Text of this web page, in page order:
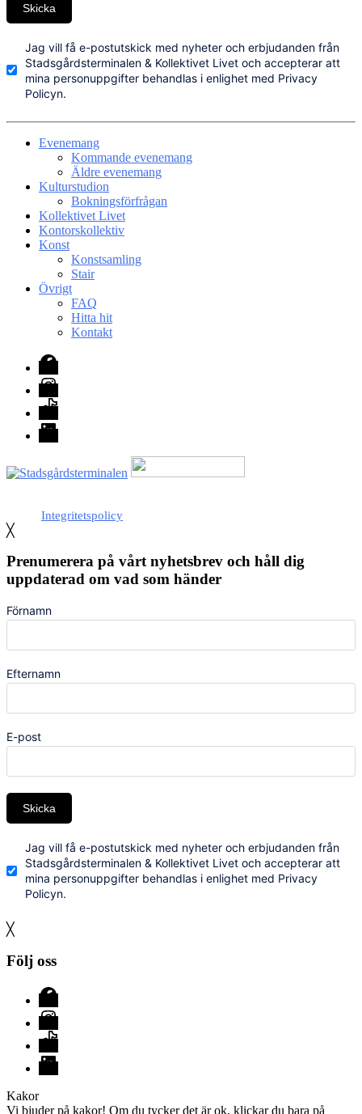
Skicka
Jag vill få e-postutskick med nyheter och erbjudanden från
Stadsgårdsterminalen & Kollektivet Livet och accepterar att
mina personuppgifter behandlas i enlighet med Privacy
Policyn.
Evenemang
Kommande evenemang
Äldre evenemang
Kulturstudion
Bokningsförfrågan
Kollektivet Livet
Kontorskollektiv
Konst
Konstsamling
Stair
Övrigt
FAQ
Hitta hit
Kontakt
Facebook
Instagram
TikTok
LinkedIn
Integritetspolicy
╳
Prenumerera på vårt nyhetsbrev och håll dig
uppdaterad om vad som händer
Förnamn
Efternamn
E-post
Skicka
Jag vill få e-postutskick med nyheter och erbjudanden från
Stadsgårdsterminalen & Kollektivet Livet och accepterar att
mina personuppgifter behandlas i enlighet med Privacy
Policyn.
╳
Följ oss
Facebook
Instagram
TikTok
LinkedIn
Kakor
Vi bjuder på kakor! Om du tycker det är ok, klickar du bara på